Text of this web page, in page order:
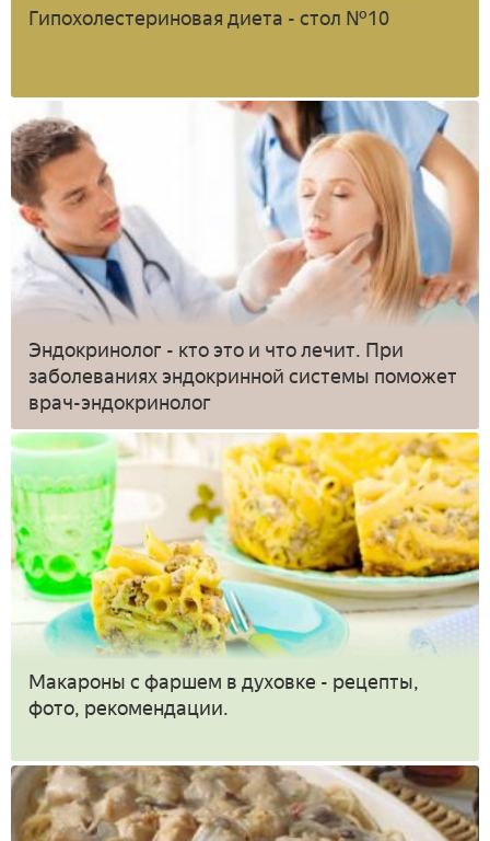
Гипохолестериновая диета - стол №10
Эндокринолог - кто это и что лечит. При
заболеваниях эндокринной системы поможет
врач-эндокринолог
Макароны с фаршем в духовке - рецепты,
фото, рекомендации.